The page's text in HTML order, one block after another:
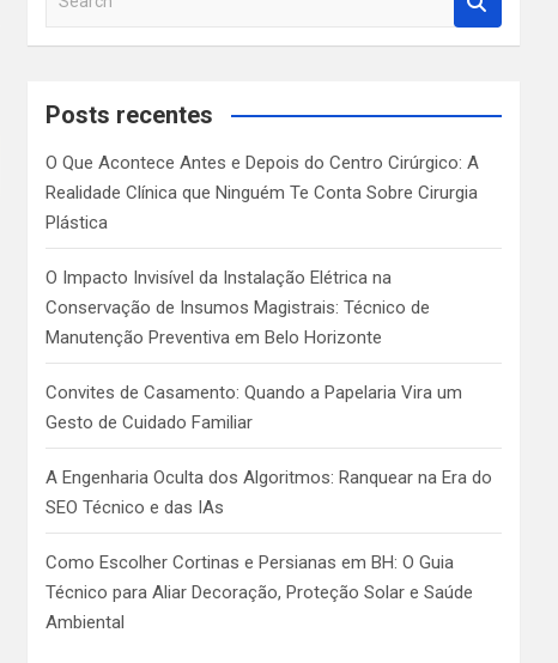
a
c
Posts recentes
O Que Acontece Antes e Depois do Centro Cirúrgico: A
Realidade Clínica que Ninguém Te Conta Sobre Cirurgia
Plástica
O Impacto Invisível da Instalação Elétrica na
Conservação de Insumos Magistrais: Técnico de
Manutenção Preventiva em Belo Horizonte
Convites de Casamento: Quando a Papelaria Vira um
Gesto de Cuidado Familiar
A Engenharia Oculta dos Algoritmos: Ranquear na Era do
SEO Técnico e das IAs
Como Escolher Cortinas e Persianas em BH: O Guia
Técnico para Aliar Decoração, Proteção Solar e Saúde
Ambiental